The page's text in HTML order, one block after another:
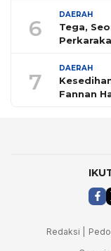
6
DAERAH
Tega,
7
DAERAH
Fannan
Redaksi |